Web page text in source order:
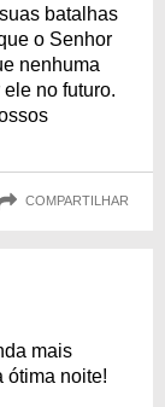
batalhas
o Senhor
nenhuma
no futuro.
COMPARTILHAR
mais
ótima noite!